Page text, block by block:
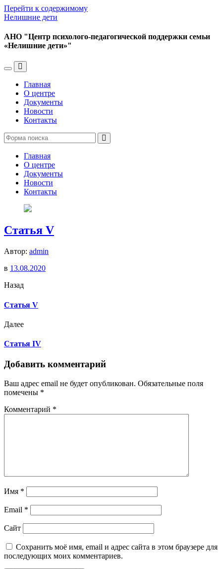
Перейти к содержимому
Нелишние дети
АНО "Центр психолого-педагогической поддержки семьи
«Нелишние дети»"
Переключить
меню
Переключить
поле
поиска
Главная
О центре
Документы
Новости
Контакты
Главная
О центре
Документы
Новости
Контакты
Статья V
Автор: admin
в 13.08.2020
Назад
Статья V
Далее
Статья IV
Добавить комментарий
Ваш адрес email не будет опубликован. Обязательные поля
помечены *
Комментарий *
Имя *
Email *
Сайт
Сохранить моё имя, email и адрес сайта в этом браузере для
последующих моих комментариев.